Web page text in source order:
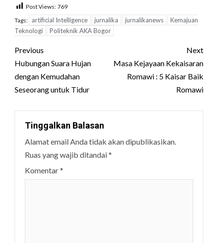
Post Views: 769
Tags: artificial Intelligence jurnalika jurnalikanews
Kemajuan
Teknologi
Politeknik AKA Bogor
Post
navigation
Previous
Hubungan Suara Hujan
dengan Kemudahan
Seseorang untuk Tidur
Next
Masa Kejayaan Kekaisaran
Romawi : 5 Kaisar Baik
Romawi
Tinggalkan Balasan
Alamat email Anda tidak akan dipublikasikan.
Ruas yang wajib ditandai*
Komentar*